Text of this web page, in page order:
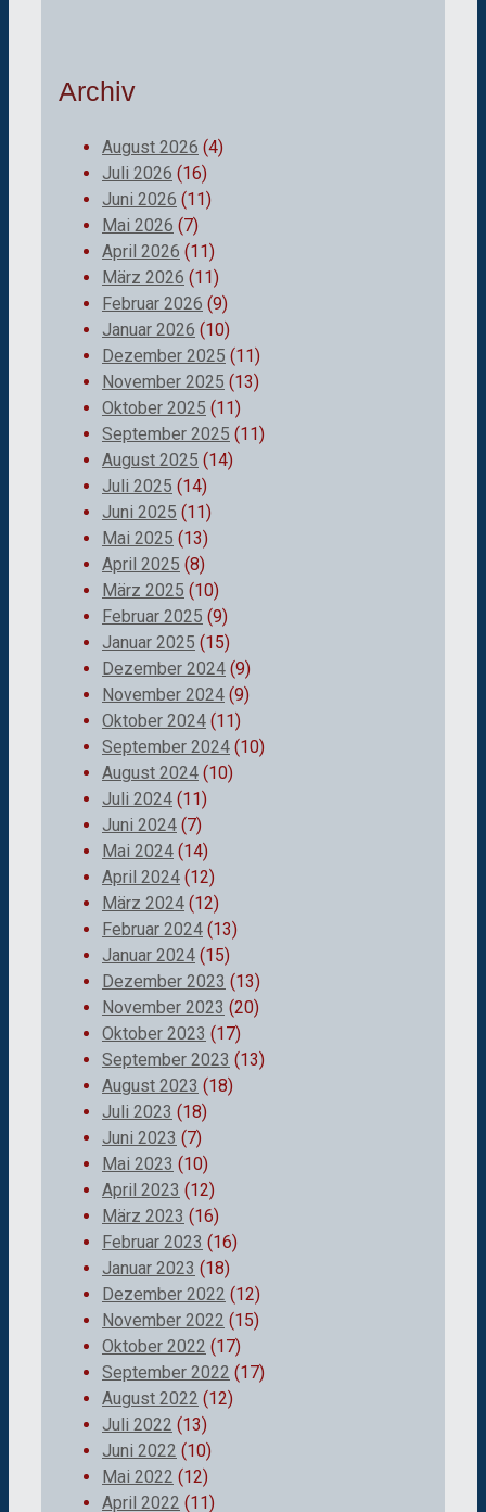
Archiv
August 2026 (4)
Juli 2026 (16)
Juni 2026 (11)
Mai 2026 (7)
April 2026 (11)
März 2026 (11)
Februar 2026 (9)
Januar 2026 (10)
Dezember 2025 (11)
November 2025 (13)
Oktober 2025 (11)
September 2025 (11)
August 2025 (14)
Juli 2025 (14)
Juni 2025 (11)
Mai 2025 (13)
April 2025 (8)
März 2025 (10)
Februar 2025 (9)
Januar 2025 (15)
Dezember 2024 (9)
November 2024 (9)
Oktober 2024 (11)
September 2024 (10)
August 2024 (10)
Juli 2024 (11)
Juni 2024 (7)
Mai 2024 (14)
April 2024 (12)
März 2024 (12)
Februar 2024 (13)
Januar 2024 (15)
Dezember 2023 (13)
November 2023 (20)
Oktober 2023 (17)
September 2023 (13)
August 2023 (18)
Juli 2023 (18)
Juni 2023 (7)
Mai 2023 (10)
April 2023 (12)
März 2023 (16)
Februar 2023 (16)
Januar 2023 (18)
Dezember 2022 (12)
November 2022 (15)
Oktober 2022 (17)
September 2022 (17)
August 2022 (12)
Juli 2022 (13)
Juni 2022 (10)
Mai 2022 (12)
April 2022 (11)